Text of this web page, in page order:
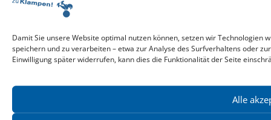
Damit Sie unsere Website optimal nutzen können, setzen wir Technologien
speichern und zu verarbeiten – etwa zur Analyse des Surfverhaltens oder
Einwilligung später widerrufen, kann dies die Funktionalität der Seite
Alle
Infos zur Manuskripteinreichung
Kontakt & Ansprechpartner
Impressum
Datenschutz